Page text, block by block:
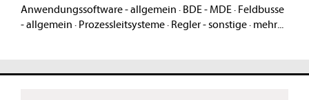
Anwendungssoftware - allgemein · BDE - MDE · Feldbusse
- allgemein · Prozessleitsysteme· Regler - sonstige· mehr...